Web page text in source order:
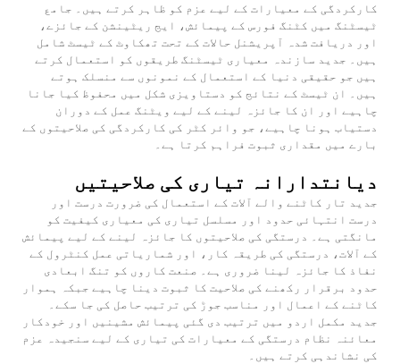
کارکردگی کے معیارات کے لیے عزم کو ظاہر کرتے ہیں۔ جامع
ٹیسٹنگ میں کٹنگ فورس کے پیمائش، ایج ریٹینشن کے جائزے،
اور دریافت شدہ آپریشنل حالات کے تحت تھکاوٹ کے ٹیسٹ شامل
ہیں۔ جدید سازندہ معیاری ٹیسٹنگ طریقوں کو استعمال کرتے
ہیں جو حقیقی دنیا کے استعمال کے نمونوں سے منسلک ہوتے
ہیں۔ ان ٹیسٹ کے نتائج کو دستاویزی شکل میں محفوظ کیا جانا
چاہیے اور ان کا جائزہ لینے کے لیے ویٹنگ عمل کے دوران
دستیاب ہونا چاہیے، جو وائر کٹر کی کارکردگی کی صلاحیتوں کے
بارے میں مقداری ثبوت فراہم کرتا ہے۔
دیانتدارانہ تیاری کی صلاحیتیں
جدید تار کاٹنے والے آلات کے استعمال کی ضرورت درست اور
درست انتہائی حدود اور مسلسل تیاری کی معیاری کیفیت کو
مانگتی ہے۔ درستگی کی صلاحیتوں کا جائزہ لینے کے لیے پیمائش
کے آلات، درستگی کی طریقہ کار، اور شماریاتی عمل کنٹرول کے
نفاذ کا جائزہ لینا ضروری ہے۔ صنعت کاروں کو تنگ ابعادی
حدود برقرار رکھنے کی صلاحیت کا ثبوت دینا چاہیے جبکہ ہموار
کاٹنے کے اعمال اور مناسب جوڑ کی ترتیب حاصل کی جا سکے۔
جدید مکمل اردو میں ترتیب دی گئی پیمائش مشینیں اور خودکار
معائنہ نظام درستگی کے معیارات کی تیاری کے لیے سنجیدہ عزم
کی نشاندہی کرتے ہیں۔